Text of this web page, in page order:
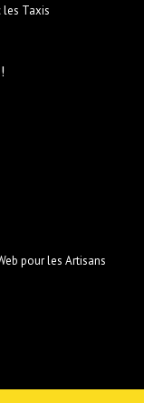
les Taxis
pour les Artisans